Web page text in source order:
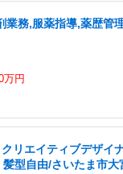
業務,服薬指導,薬歴管
万円
クリエイティブデザイ
型自由/さいたま市大